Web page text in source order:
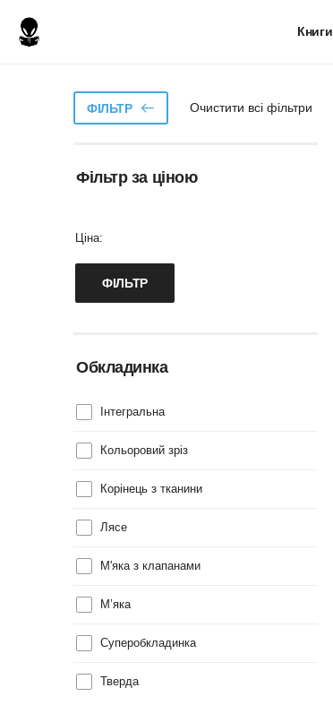
Книги
ФІЛЬТР Очистити всі фільтри
Фільтр за ціною
Ціна:
Обкладинка
Інтегральна
Кольоровий зріз
Корінець з тканини
Лясе
М'яка з клапанами
М’яка
Суперобкладинка
Тверда